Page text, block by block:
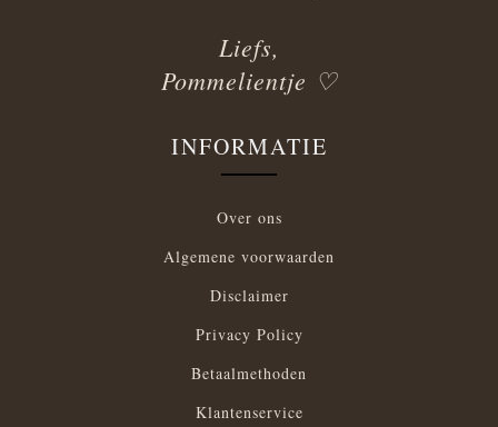
Liefs,
Pommelientje ♡
INFORMATIE
Over ons
Algemene voorwaarden
Disclaimer
Privacy Policy
Betaalmethoden
Klantenservice